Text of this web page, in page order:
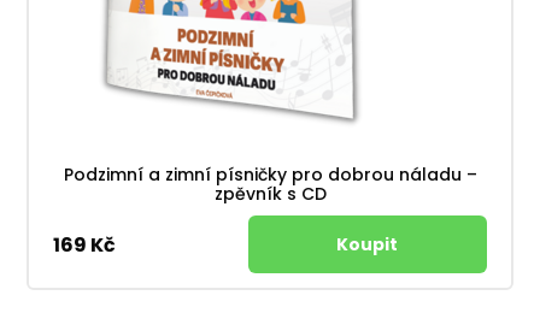
Podzimní a zimní písničky pro dobrou náladu –
zpěvník s CD
169 Kč